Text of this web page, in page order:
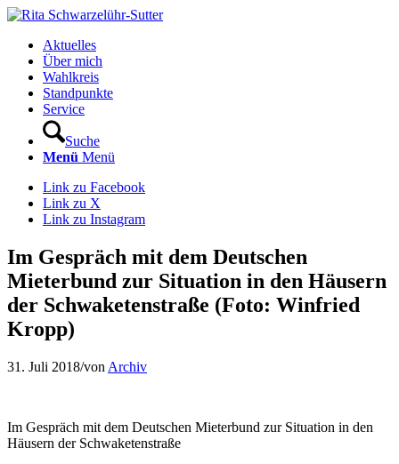
Aktuelles
Über mich
Wahlkreis
Standpunkte
Service
Suche
Menü Menü
Link zu Facebook
Link zu X
Link zu Instagram
Im Gespräch mit dem Deutschen
Mieterbund zur Situation in den Häusern
der Schwaketenstraße (Foto: Winfried
Kropp)
31. Juli 2018/von Archiv
Im Gespräch mit dem Deutschen Mieterbund zur Situation in den
Häusern der Schwaketenstraße